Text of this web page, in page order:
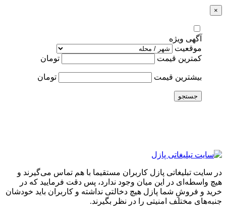
×
آگهی ویژه
موقعیت
کمترین قیمت
تومان
بیشترین قیمت تومان
جستجو
در سایت تبلیغاتی پازل کاربران مستقیما با هم تماس می‌گیرند و
هیچ واسطه‌ای در این میان وجود ندارد، پس دقت فرمایید که در
خرید و فروشِ شما پازل هیچ دخالتی نداشته و کاربران باید خودشان
جنبه‌های مختلف امنیتی را در نظر بگیرند.